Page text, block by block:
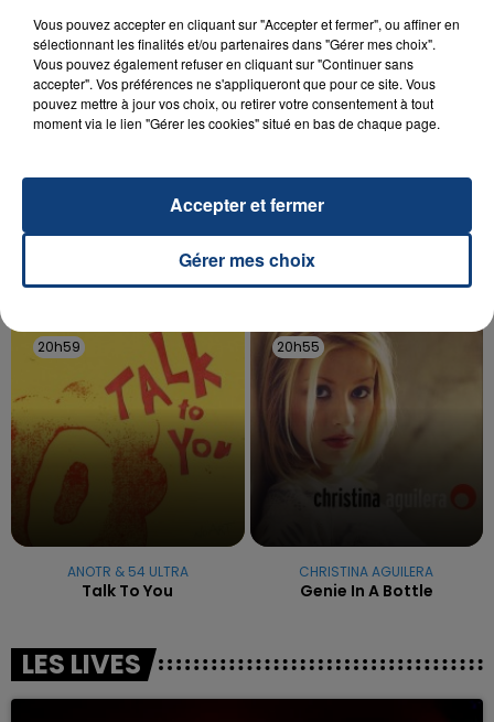
20 juillet 2026
OPÉRER DE LA CHEVILLE RESSORT DE LA...
La famille a porté plainte contre la clinique qui a
reconnu sa responsabilité et présenté ses
TITRES DIFFUSÉS
20h59
20h59
ANOTR & 54 ULTRA
Talk To You
20h55
20h55
CHRISTINA AGUILERA
Genie In A Bottle
LES LIVES
Vous pouvez accepter en cliquant sur "Accepter et fermer", ou affiner en
sélectionnant les finalités et/ou partenaires dans "Gérer mes choix".
Vous pouvez également refuser en cliquant sur "Continuer sans
accepter". Vos préférences ne s'appliqueront que pour ce site. Vous
pouvez mettre à jour vos choix, ou retirer votre consentement à tout
moment via le lien "Gérer les cookies" situé en bas de chaque page.
Gérer mes choix
Accepter et fermer